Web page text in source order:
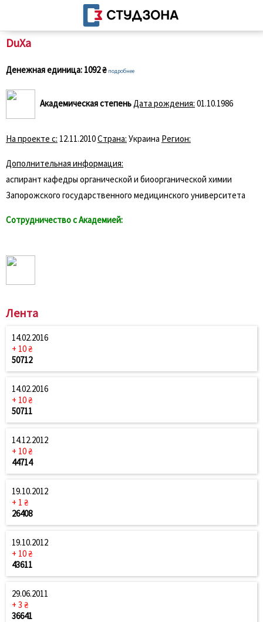
DuXa
Денежная единица: 1092 ₴ подробнее
Академическая степень Дата рождения: 01.10.1986
На проекте с: 12.11.2010Страна: Украина Регион:
Дополнительная информация:
аспирант кафедры органической и биоорганической химии
Запорожского государственного медицинского университета
Сотрудничество с Академией:
Лента
14.02.2016
+ 10 ₴
50712
14.02.2016
+ 10 ₴
50711
14.12.2012
+ 10 ₴
44714
19.10.2012
+ 1 ₴
26408
19.10.2012
+ 10 ₴
43611
29.06.2011
+ 3 ₴
36641